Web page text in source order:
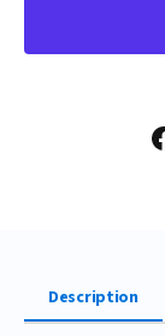
Description